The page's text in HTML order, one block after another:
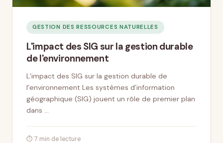
GESTION DES RESSOURCES NATURELLES
L'impact des SIG sur la gestion durable
de l'environnement
L’impact des SIG sur la gestion durable de
l’environnement Les systèmes d’information
géographique (SIG) jouent un rôle de premier plan
dans …
⏱ 7 min de lecture